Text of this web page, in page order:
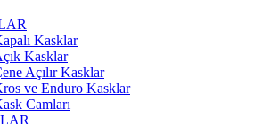
Kasklar
Kasklar
Açılır Kasklar
ve Enduro Kasklar
Camları